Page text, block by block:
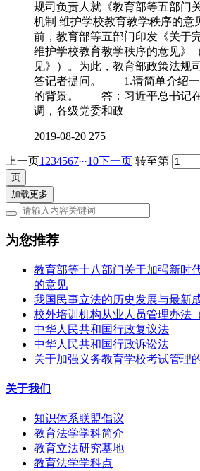
规司负责人就《教育部等五部门
机制 维护学校教育教学秩序的
前，教育部等五部门印发《关于
维护学校教育教学秩序的意见》
见》）。为此，教育部政策法规
答记者提问。 1.请简单介绍一
的背景。 答：习近平总书记在
调，各级党委和政
2019-08-20 275
上一页1 234567...10下一页 转至第
加载更多
为您推荐
教育部等十八部门关于加强新时
的意见
我国民事立法的历史发展与最新
校外培训机构从业人员管理办法
中华人民共和国行政复议法
中华人民共和国行政诉讼法
关于加强义务教育学校考试管理
关于我们
知识体系联盟倡议
教育法学学科简介
教育立法研究基地
教育法学学科点